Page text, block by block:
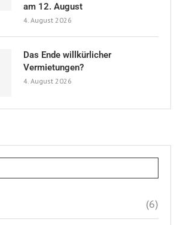
am 12. August
4. August 2026
Das Ende willkürlicher
Vermietungen?
4. August 2026
(6)